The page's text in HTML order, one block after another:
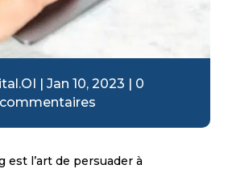
| Jan 10, 2023 | 0
commentaires
est l’art de persuader à